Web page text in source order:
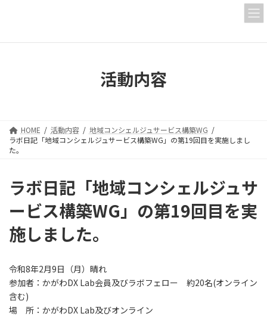
ン
ー
活動内容
HOME 活動内容
地域コンシェルジュサービス構築WG
ラボ日記「地域コンシェルジュサービス構築WG」の第19回目を実施しまし
た。
ラボ日記「地域コンシェルジュサ
ービス構築WG」の第19回目を実
施しました。
令和8年2月9日（月）晴れ
参加者：かがわDX Lab会員及びラボフェロー 約20名(オンライン
含む)
場 所：かがわDX Lab及びオンライン